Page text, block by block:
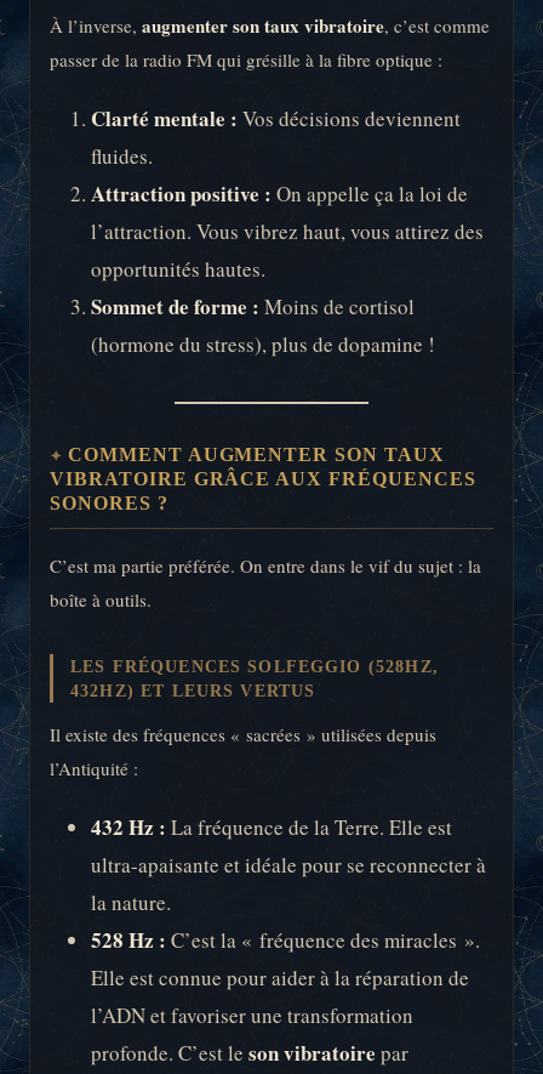
À l’inverse, augmenter son taux vibratoire, c’est comme
passer de la radio FM qui grésille à la fibre optique :
Clarté mentale : Vos décisions deviennent
fluides.
Attraction positive : On appelle ça la loi de
l’attraction. Vous vibrez haut, vous attirez des
opportunités hautes.
Sommet de forme : Moins de cortisol
(hormone du stress), plus de dopamine !
COMMENT AUGMENTER SON TAUX
VIBRATOIRE GRÂCE AUX FRÉQUENCES
SONORES ?
C’est ma partie préférée. On entre dans le vif du sujet : la
boîte à outils.
LES FRÉQUENCES SOLFEGGIO (528HZ,
432HZ) ET LEURS VERTUS
Il existe des fréquences « sacrées » utilisées depuis
l’Antiquité :
432 Hz : La fréquence de la Terre. Elle est
ultra-apaisante et idéale pour se reconnecter à
la nature.
528 Hz : C’est la « fréquence des miracles ».
Elle est connue pour aider à la réparation de
l’ADN et favoriser une transformation
profonde. C’est le son vibratoire par